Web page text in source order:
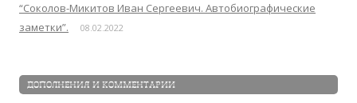
“Соколов-Микитов Иван Сергеевич. Автобиографические
заметки”.
08.02.2022
ДОПОЛНЕНИЯ И КОММЕНТАРИИ